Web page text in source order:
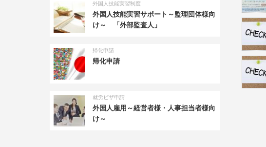
外国人技能実習制度
外国人技能実習サポート～監理団体様向
け～ 「外部監査人」
帰化申請
帰化申請
就労ビザ申請
外国人雇用～経営者様・人事担当者様向
け～